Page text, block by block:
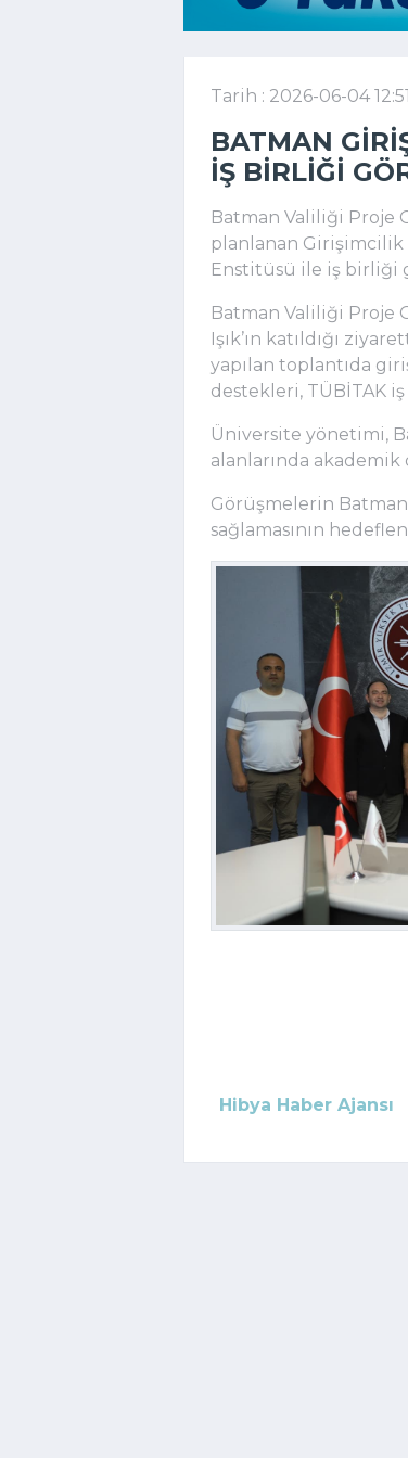
Tarih : 2026-06-04
BATMAN
IŞ BIRLIĞI
Batman Valiliği Proje
planlanan Girişimcilik
Enstitüsü ile iş birliği
Batman Valiliği Proje
Işık’ın katıldığı
yapılan toplantıda
destekleri, TÜBİTAK
Üniversite yönetimi,
alanlarında akademik
Görüşmelerin
sağlamasının
Hibya Haber Ajansı